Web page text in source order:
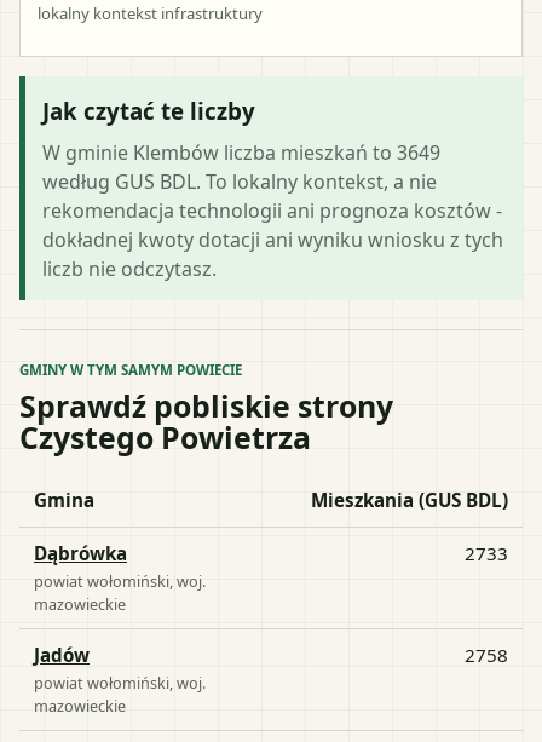
lokalny kontekst infrastruktury
Jak czytać te liczby
W gminie Klembów liczba mieszkań to 3649
według GUS BDL. To lokalny kontekst, a nie
rekomendacja technologii ani prognoza kosztów -
dokładnej kwoty dotacji ani wyniku wniosku z tych
liczb nie odczytasz.
GMINY W TYM SAMYM POWIECIE
Sprawdź pobliskie strony
Czystego Powietrza
Gmina Mieszkania (GUS BDL)
Dąbrówka
powiatwołomiński , woj.
mazowieckie
2733
Jadów
powiatwołomiński , woj.
mazowieckie
2758